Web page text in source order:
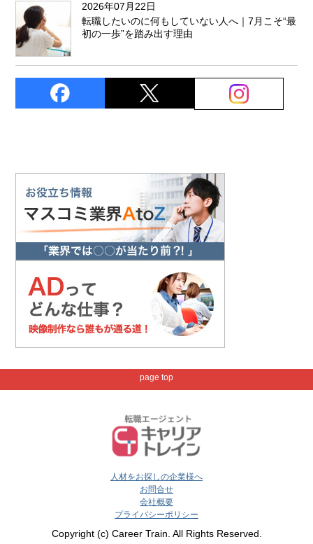
2026年07月22日
転職したいのに何もしていない人へ｜7月こそ“最
初の一歩”を踏み出す理由
page top
人材をお探しの企業様へ
お問合せ
会社概要
プライバシーポリシー
Copyright (c) Career Train. All Rights Reserved.